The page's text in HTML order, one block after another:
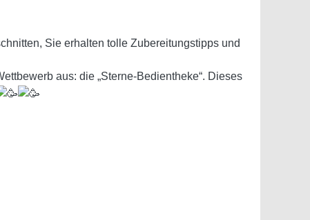
Sie erhalten tolle Zubereitungstipps und
aus: die „Sterne-Bedientheke“. Dieses